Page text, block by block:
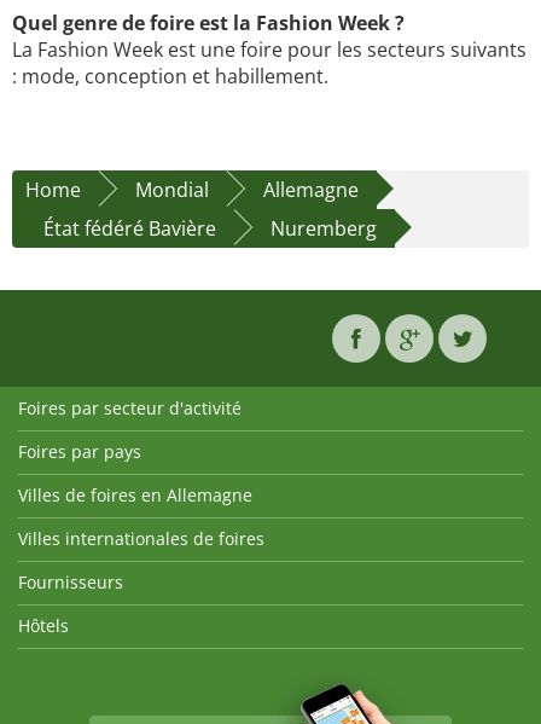
Quel genre de foire est la Fashion Week ?
La Fashion Week est une foire pour les secteurs suivants
: mode, conception et habillement.
Home Mondial
Allemagne
État fédéré Bavière
Nuremberg
Foires par secteur d'activité
Foires par pays
Villes de foires en Allemagne
Villes internationales de foires
Fournisseurs
Hôtels